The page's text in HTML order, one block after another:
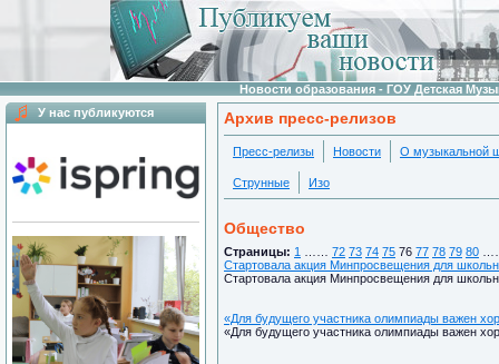
Новости образования - ГОУ Детская
У нас публикуются
Архив пресс-релизов
Пресс-релизы Новости О музыкальной
Струнные Изо
Общество
Страницы: 1 72 73 74 75 76 77 78 79 80
Стартовала акция Минпросвещения для
Стартовала акция Минпросвещения для
«Для будущего участника олимпиады важен
«Для будущего участника олимпиады важен